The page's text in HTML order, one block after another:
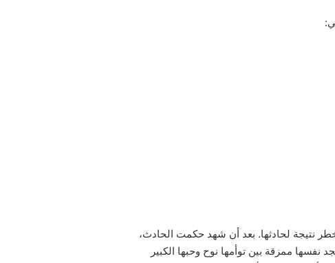
نتيجة لحادثها. بعد أن شهد حكمت الحادث،
ممزقة بين توأمها نوح وحبها الكبير